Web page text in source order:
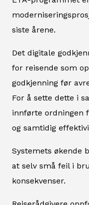
siste årene.
Det digitale
for reisende som
godkjenning før
For å sette dette i
innførte ordningen
og samtidig
Systemets økende
at selv små feil i
konsekvenser.